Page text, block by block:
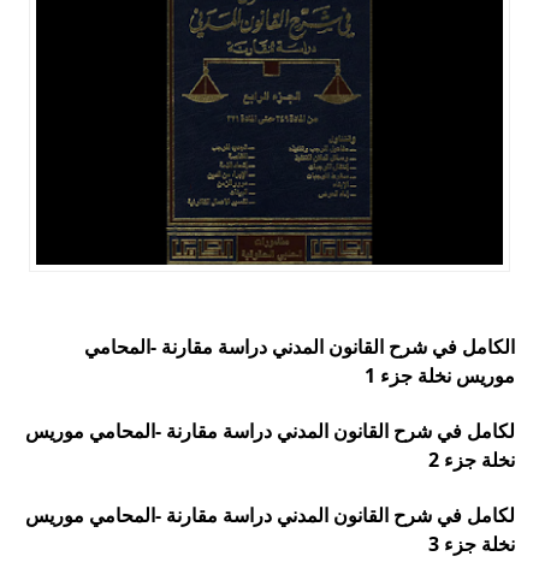
الكامل في شرح القانون المدني دراسة مقارنة -المحامي
موريس نخلة جزء 1
لكامل في شرح القانون المدني دراسة مقارنة -المحامي موريس
نخلة جزء 2
لكامل في شرح القانون المدني دراسة مقارنة -المحامي موريس
نخلة جزء 3